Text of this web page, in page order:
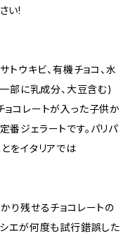
い!
トウキビ、有機チョコ、水
一部に乳成分、大豆含む)
ョコレートが入った子供か
番ジェラートです。パリパ
をイタリアでは
り残せるチョコレートの
シエが何度も試行錯誤した